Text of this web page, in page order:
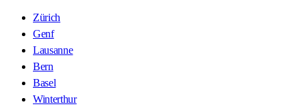
Zürich
Genf
Lausanne
Bern
Basel
Winterthur